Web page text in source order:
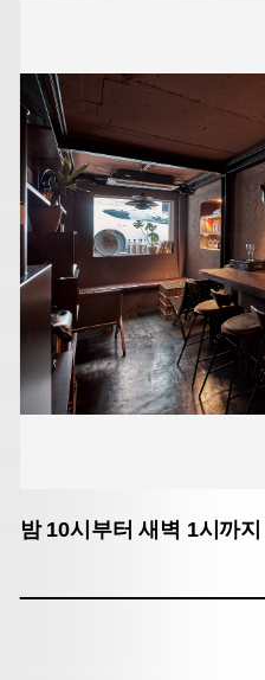
밤 10시부터 새벽 1시까